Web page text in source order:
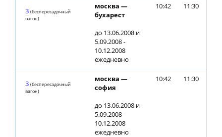
3 (беспересадочный
вагон)
москва —
бухарест
до 13.06.2008 и
5.09.2008 -
10.12.2008
ежедневно
10:42 11:30
3 (беспересадочный
вагон)
москва —
софия
до 13.06.2008 и
5.09.2008 -
10.12.2008
ежедневно
10:42 11:30